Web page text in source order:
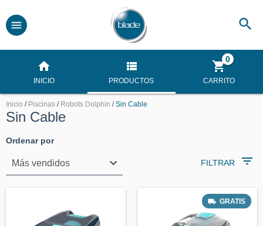
INICIO PRODUCTOS CARRITO
0
Inicio / Piscinas / Robots Dolphin / Sin Cable
Sin Cable
Ordenar por
FILTRAR
GRATIS